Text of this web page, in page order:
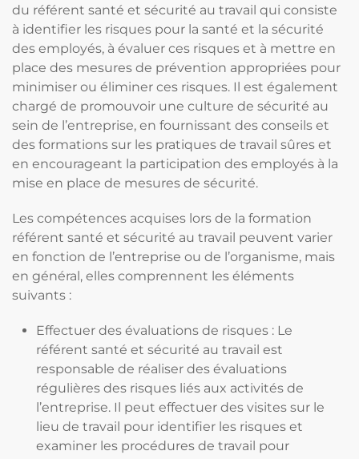
du référent santé et sécurité au travail qui consiste
à identifier les risques pour la santé et la sécurité
des employés, à évaluer ces risques et à mettre en
place des mesures de prévention appropriées pour
minimiser ou éliminer ces risques. Il est également
chargé de promouvoir une culture de sécurité au
sein de l’entreprise, en fournissant des conseils et
des formations sur les pratiques de travail sûres et
en encourageant la participation des employés à la
mise en place de mesures de sécurité.
Les compétences acquises lors de la formation
référent santé et sécurité au travail peuvent varier
en fonction de l’entreprise ou de l’organisme, mais
en général, elles comprennent les éléments
suivants :
Effectuer des évaluations de risques : Le
référent santé et sécurité au travail est
responsable de réaliser des évaluations
régulières des risques liés aux activités de
l’entreprise. Il peut effectuer des visites sur le
lieu de travail pour identifier les risques et
examiner les procédures de travail pour